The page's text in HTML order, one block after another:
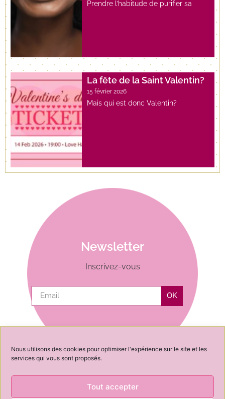
Nous utilisons des cookies pour optimiser l'expérience sur le site et les
services qui vous sont proposés.
Tout accepter
Prendre l’habitude de purifier sa
La fête de la Saint Valentin?
15 février 2026
Mais qui est donc Valentin?
Newsletter
Inscrivez-vous
OK